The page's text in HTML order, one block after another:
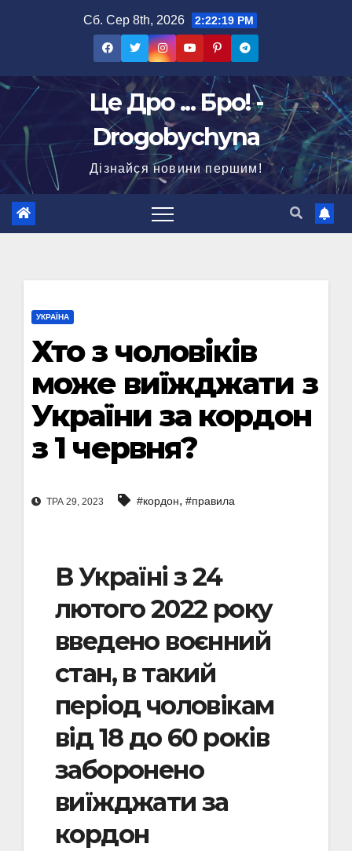
Сб. Сер 8th, 2026 2:22:20 PM
Це Дро ... Бро! -
Drogobychyna
Дізнайся новини першим!
УКРАЇНА
Хто з чоловіків
може виїжджати з
України за кордон
з 1 червня?
ТРА 29, 2023 #кордон, #правила
В Україні з 24
лютого 2022 року
введено воєнний
стан, в такий
період чоловікам
від 18 до 60 років
заборонено
виїжджати за
кордон